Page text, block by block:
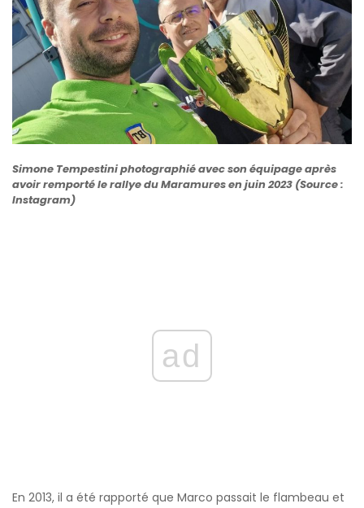
Simone Tempestini photographié avec son équipage après
avoir remporté le rallye du Maramures en juin 2023 (Source :
Instagram)
ad
En 2013, il a été rapporté que Marco passait le flambeau et